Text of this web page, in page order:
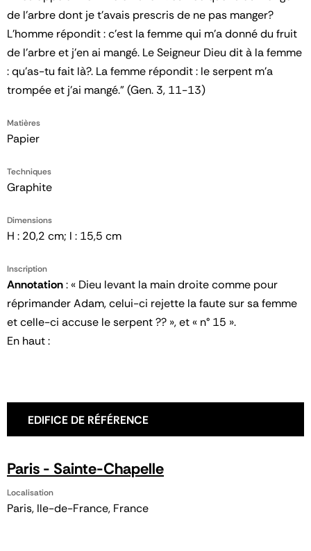
de l'arbre dont je t'avais prescris de ne pas manger?
L'homme répondit : c'est la femme qui m'a donné du fruit
de l'arbre et j'en ai mangé. Le Seigneur Dieu dit à la femme
: qu'as-tu fait là?. La femme répondit : le serpent m'a
trompée et j'ai mangé." (Gen. 3, 11-13)
Matières
Papier
Techniques
Graphite
Dimensions
H : 20,2 cm; l : 15,5 cm
Inscription
Annotation: « Dieu levant la main droite comme pour
réprimander Adam, celui-ci rejette la faute sur sa femme
et celle-ci accuse le serpent ?? », et « n° 15 ».
En haut :
EDIFICE DE RÉFÉRENCE
Paris - Sainte-Chapelle
Localisation
Paris, Ile-de-France, France